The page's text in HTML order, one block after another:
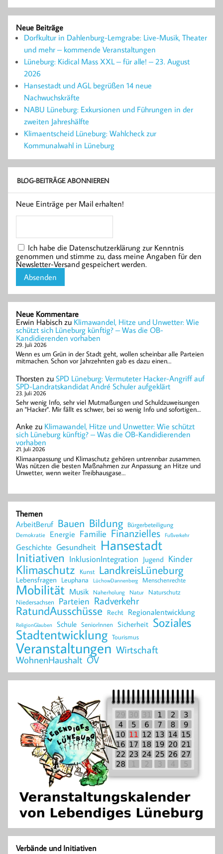
Neue Beiträge
Dorfkultur in Dahlenburg-Lemgrabe: Live-Musik, Theater
und mehr – kommende Veranstaltungen
Lüneburg: Kidical Mass XXL – für alle! – 23. August
2026
Hansestadt und AGL begrüßen 14 neue
Nachwuchskräfte
NABU Lüneburg: Exkursionen und Führungen in der
zweiten Jahreshälfte
Klimaentscheid Lüneburg: Wahlcheck zur
Kommunalwahl in Lüneburg
BLOG-BEITRÄGE ABONNIEREN
Neue Einträge per Mail erhalten!
Ich habe die Datenschutzerklärung zur Kenntnis
genommen und stimme zu, dass meine Angaben für den
Newsletter-Versand gespeichert werden.
Neue Kommentare
Erwin Habisch zu Klimawandel, Hitze und Unwetter: Wie
schützt sich Lüneburg künftig? – Was die OB-
Kandidierenden vorhaben
29. Juli 2026
Wenn es um Grün in der Stadt geht, wollen scheinbar alle Parteien
mitmachen. Schon vor Jahrzehnten gab es dazu einen…
Thorsten zu SPD Lüneburg: Vermuteter Hacker-Angriff auf
SPD-Landratskandidat André Schuler aufgeklärt
23. Juli 2026
Sehr wenig Info, sehr viel Mutmaßungen und Schuldzuweisungen
an "Hacker". Mir fällt es schwer, bei so wenig Info und sofortigen…
Anke zu Klimawandel, Hitze und Unwetter: Wie schützt
sich Lüneburg künftig? – Was die OB-Kandidierenden
vorhaben
21. Juli 2026
Klimaanpassung und Klimaschutz gehören untrennbar zusammen.
Was nützen die besten Maßnahmen zur Anpassung an Hitze und
Unwetter, wenn weiter Treibhausgase…
Themen
ArbeitBeruf Bauen Bildung Bürgerbeteiligung
Demokratie Energie Familie Finanzielles Fußverkehr
Geschichte Gesundheit Hansestadt
Initiativen InklusionIntegration Jugend Kinder
Klimaschutz Kunst LandkreisLüneburg
Lebensfragen Leuphana LüchowDannenberg Menschenrechte
Mobilität Musik Naherholung Natur Naturschutz
Niedersachsen Parteien Radverkehr
RatundAusschüsse Recht Regionalentwicklung
ReligionGlauben Schule SeniorInnen Sicherheit Soziales
Stadtentwicklung Tourismus
Veranstaltungen Wirtschaft
WohnenHaushalt ÖV
Verbände und Initiativen